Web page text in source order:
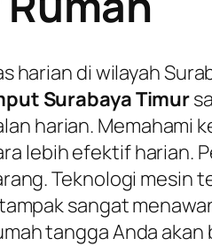
di wilayah
Surabaya Timur
harian. Memahami
lebih efektif harian.
Teknologi mesin
sangat
tangga Anda